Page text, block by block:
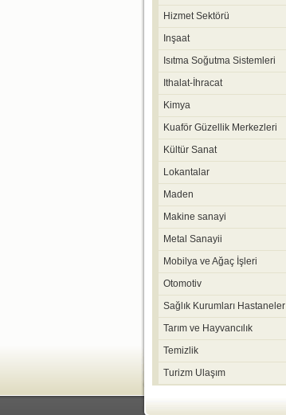
Hizmet Sektörü
Inşaat
Isıtma Soğutma Sistemleri
Ithalat-İhracat
Kimya
Kuaför Güzellik Merkezleri
Kültür Sanat
Lokantalar
Maden
Makine sanayi
Metal Sanayii
Mobilya ve Ağaç İşleri
Otomotiv
Sağlık Kurumları Hastaneler
Tarım ve Hayvancılık
Temizlik
Turizm Ulaşım